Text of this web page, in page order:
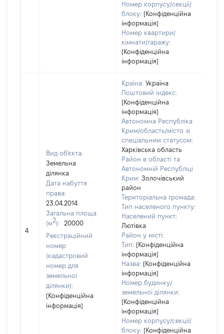
Номер корпусу/секції/
блоку: [Конфіденційна
інформація]
Номер квартири/
кімнати/гаражу:
[Конфіденційна
інформація]
4
Вид об'єкта:
Земельна
ділянка
Дата набуття
права:
23.04.2014
Загальна площа
(м2):
20000
Реєстраційний
номер
(кадастровий
номер для
земельної
ділянки):
[Конфіденційна
інформація]
Країна: Україна
Поштовий індекс:
[Конфіденційна
інформація]
Автономна Республіка
Крим/область/місто зі
спеціальним статусом:
Харківська область
Район в області та
Автономній Республіці
Крим: Золочівський
район
Територіальна громада:
Тип населеного пункту:
Населений пункт:
Лютівка
Район у місті:
Тип: [Конфіденційна
інформація]
Назва: [Конфіденційна
інформація]
Номер будинку/
земельної ділянки:
[Конфіденційна
інформація]
Номер корпусу/секції/
блоку: [Конфіденційна